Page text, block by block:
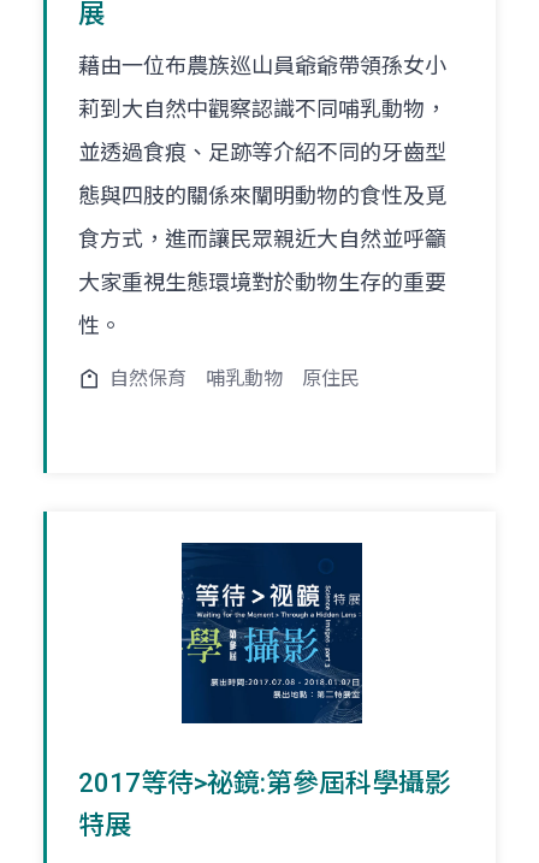
展
藉由一位布農族巡山員爺爺帶領孫女小
莉到大自然中觀察認識不同哺乳動物，
並透過食痕、足跡等介紹不同的牙齒型
態與四肢的關係來闡明動物的食性及覓
食方式，進而讓民眾親近大自然並呼籲
大家重視生態環境對於動物生存的重要
性。
自然保育 哺乳動物 原住民
2017等待>祕鏡:第參屆科學攝影
特展